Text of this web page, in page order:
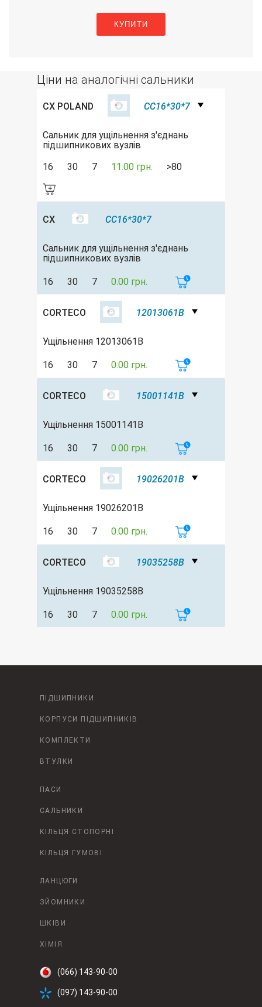
КУПИТИ
Ціни на аналогічні сальники
CX POLAND CC16*30*7
Сальник для ущільнення з'єднань
підшипникових вузлів
16
30 7 11.00 грн. >80
CX CC16*30*7
Сальник для ущільнення з'єднань
підшипникових вузлів
16 30 7 0.00 грн.
CORTECO 12013061B
Ущільнення 12013061B
16 30 7 0.00 грн.
CORTECO 15001141B
Ущільнення 15001141B
16 30 7 0.00 грн.
CORTECO 19026201B
Ущільнення 19026201B
16 30 7 0.00 грн.
CORTECO 19035258B
Ущільнення 19035258B
16 30 7 0.00 грн.
ПІДШИПНИКИ
КОРПУСИ ПІДШИПНИКІВ
КОМПЛЕКТИ
ВТУЛКИ
ПАСИ
САЛЬНИКИ
КІЛЬЦЯ СТОПОРНІ
КІЛЬЦЯ ГУМОВІ
ЛАНЦЮГИ
ЗЙОМНИКИ
ШКІВИ
ХІМІЯ
(066) 143-90-00
(097) 143-90-00